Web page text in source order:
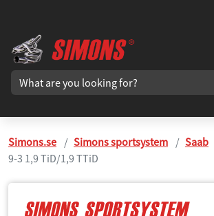
Simons.se Simons sportsystem Saab
9-3 1,9 TiD/1,9 TTiD